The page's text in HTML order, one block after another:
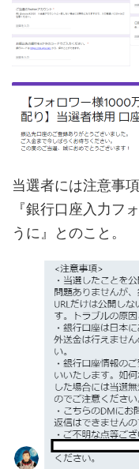
当選者には注意事
『銀行口座入力フ
うに』とのこと。